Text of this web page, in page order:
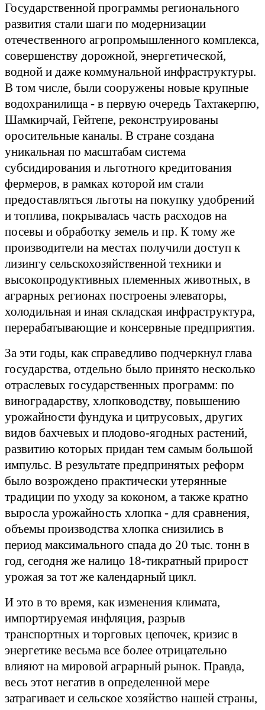
Государственной программы регионального
развития стали шаги по модернизации
отечественного агропромышленного комплекса,
совершенству дорожной, энергетической,
водной и даже коммунальной инфраструктуры.
В том числе, были сооружены новые крупные
водохранилища - в первую очередь Тахтакерпю,
Шамкирчай, Гейтепе, реконструированы
оросительные каналы. В стране создана
уникальная по масштабам система
субсидирования и льготного кредитования
фермеров, в рамках которой им стали
предоставляться льготы на покупку удобрений
и топлива, покрывалась часть расходов на
посевы и обработку земель и пр. К тому же
производители на местах получили доступ к
лизингу сельскохозяйственной техники и
высокопродуктивных племенных животных, в
аграрных регионах построены элеваторы,
холодильная и иная складская инфраструктура,
перерабатывающие и консервные предприятия.
За эти годы, как справедливо подчеркнул глава
государства, отдельно было принято несколько
отраслевых государственных программ: по
виноградарству, хлопководству, повышению
урожайности фундука и цитрусовых, других
видов бахчевых и плодово-ягодных растений,
развитию которых придан тем самым большой
импульс. В результате предпринятых реформ
было возрождено практически утерянные
традиции по уходу за коконом, а также кратно
выросла урожайность хлопка - для сравнения,
объемы производства хлопка снизились в
период максимального спада до 20 тыс. тонн в
год, сегодня же налицо 18-тикратный прирост
урожая за тот же календарный цикл.
И это в то время, как изменения климата,
импортируемая инфляция, разрыв
транспортных и торговых цепочек, кризис в
энергетике весьма все более отрицательно
влияют на мировой аграрный рынок. Правда,
весь этот негатив в определенной мере
затрагивает и сельское хозяйство нашей страны,